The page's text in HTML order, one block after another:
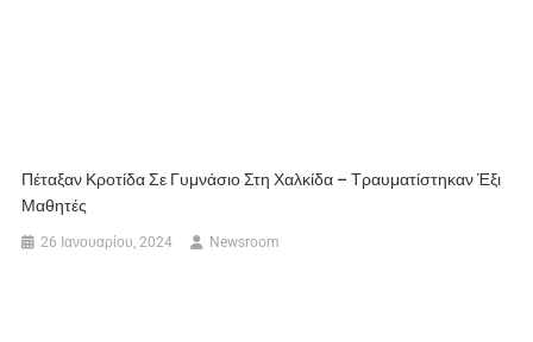
Πέταξαν Κροτίδα Σε Γυμνάσιο Στη Χαλκίδα – Τραυματίστηκαν Έξι
Μαθητές
26 Ιανουαρίου, 2024 Newsroom